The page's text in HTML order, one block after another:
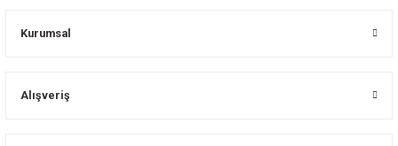
Kurumsal
Alışveriş